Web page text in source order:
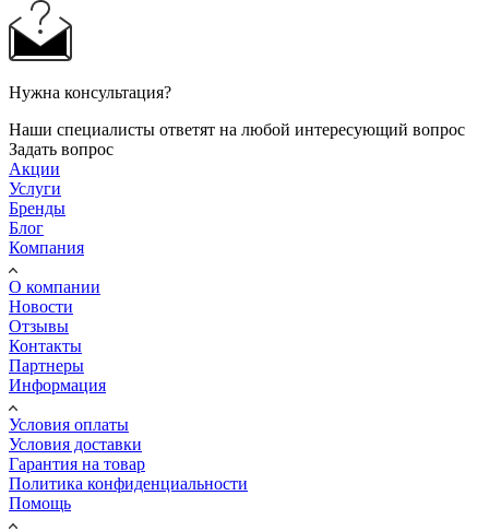
Нужна консультация?
Наши специалисты ответят на любой интересующий вопрос
Задать вопрос
Акции
Услуги
Бренды
Блог
Компания
О компании
Новости
Отзывы
Контакты
Партнеры
Информация
Условия оплаты
Условия доставки
Гарантия на товар
Политика конфиденциальности
Помощь